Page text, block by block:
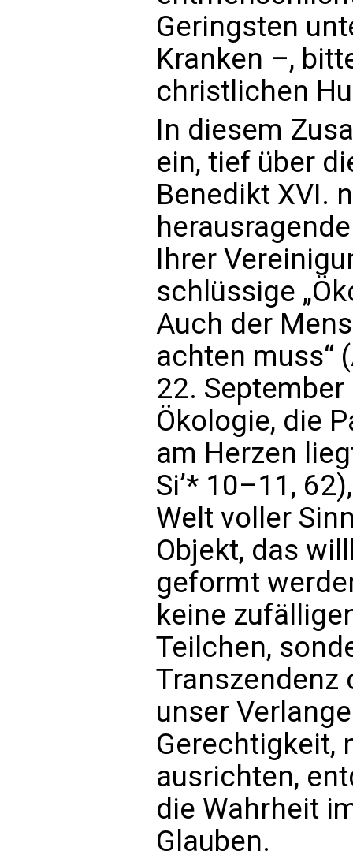
Geringsten
Kranken –,
christlichen
In diesem
ein, tief über
Benedikt XVI.
Ihrer
schlüssige
Auch der
achten muss“
22.
Ökologie, die
am Herzen
Si’* 10–11,
Welt voller
Objekt, das
geformt
keine
Teilchen,
Transzendenz
unser
Gerechtigkeit,
ausrichten,
die Wahrheit
Glauben.